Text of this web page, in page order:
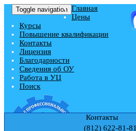
Toggle navigation Главная
Цены
Курсы
Повышение квалификации
Контакты
Лицензия
Благодарности
Сведения об ОУ
Работа в УЦ
Поиск
Контакты
(812) 622-81-81